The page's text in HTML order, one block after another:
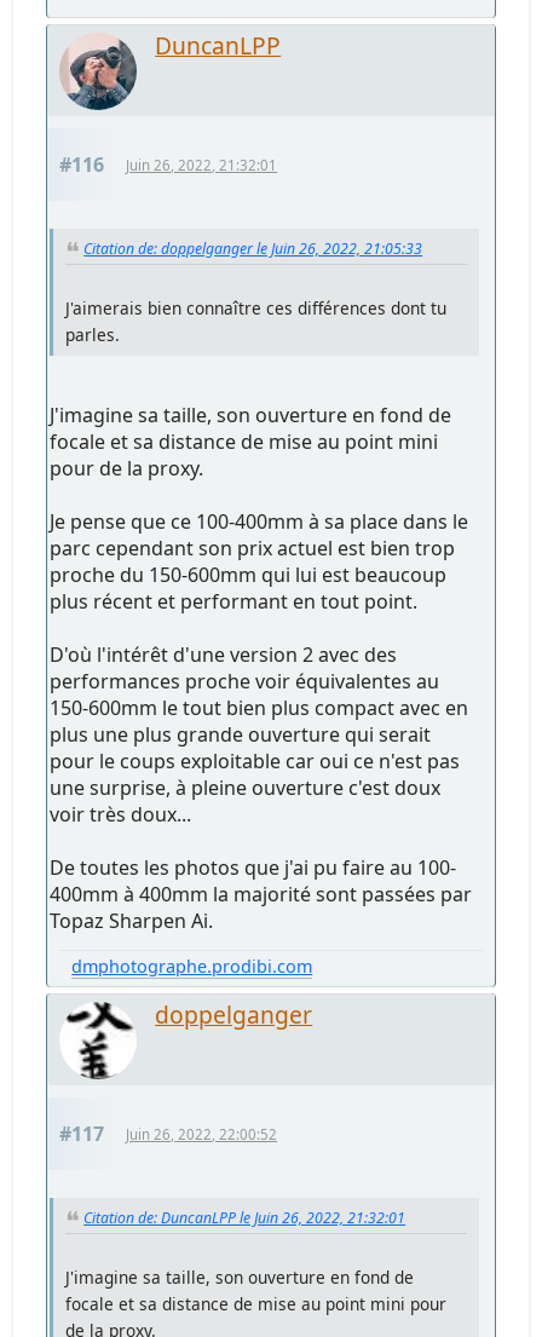
DuncanLPP
#116 Juin 26, 2022, 21:32:01
Citation de: doppelganger le Juin 26, 2022, 21:05:33
J'aimerais bien connaître ces différences dont tu
parles.
J'imagine sa taille, son ouverture en fond de
focale et sa distance de mise au point mini
pour de la proxy.
Je pense que ce 100-400mm à sa place dans le
parc cependant son prix actuel est bien trop
proche du 150-600mm qui lui est beaucoup
plus récent et performant en tout point.
D'où l'intérêt d'une version 2 avec des
performances proche voir équivalentes au
150-600mm le tout bien plus compact avec en
plus une plus grande ouverture qui serait
pour le coups exploitable car oui ce n'est pas
une surprise, à pleine ouverture c'est doux
voir très doux...
De toutes les photos que j'ai pu faire au 100-
400mm à 400mm la majorité sont passées par
Topaz Sharpen Ai.
dmphotographe.prodibi.com
doppelganger
#117 Juin 26, 2022, 22:00:52
Citation de: DuncanLPP le Juin 26, 2022, 21:32:01
J'imagine sa taille, son ouverture en fond de
focale et sa distance de mise au point mini pour
de la proxy.